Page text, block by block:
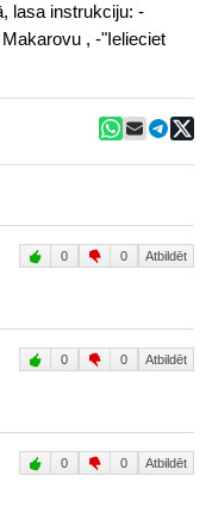
-
, -"Ielieciet
0 0 Atbildēt
0 0 Atbildēt
0 0 Atbildēt